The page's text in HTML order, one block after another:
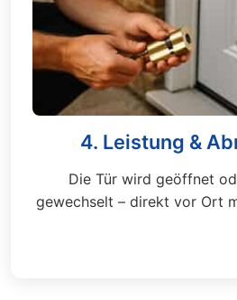
4. Leistung &
Die Tür wird geöffnet
gewechselt – direkt vor Ort